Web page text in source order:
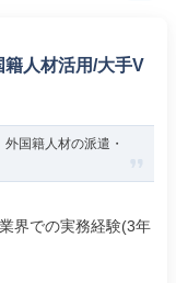
籍人材活用/大手V
国籍人材の派遣・
界での実務経験(3年